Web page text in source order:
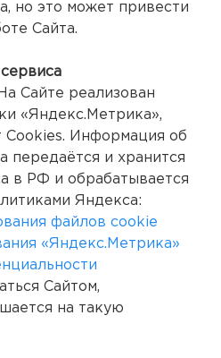
но это может привести
Сайта.
Сайте реализован
«Яндекс.Метрика»,
Cookies. Информация об
передаётся и хранится
в РФ и обрабатывается
Яндекса:
файлов cookie
«Яндекс.Метрика»
Сайтом,
на такую